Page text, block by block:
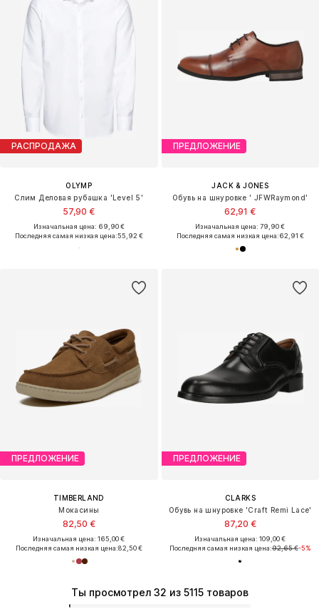
РАСПРОДАЖА
OLYMP
Слим Деловая рубашка 'Level 5'
57,90 €
Изначальная цена: 69,90 €
Последняя самая низкая цена:55,92 €
ПРЕДЛОЖЕНИЕ
JACK & JONES
Обувь на шнуровке ' JFWRaymond'
62,91 €
Изначальная цена: 79,90 €
Последняя самая низкая цена:62,91 €
ПРЕДЛОЖЕНИЕ
TIMBERLAND
Мокасины
82,50 €
Изначальная цена: 165,00 €
Последняя самая низкая цена:82,50 €
ПРЕДЛОЖЕНИЕ
CLARKS
Обувь на шнуровке 'Craft Remi Lace'
87,20 €
Изначальная цена: 109,00 €
Последняя самая низкая цена:92,65 €-5%
Ты просмотрел 32 из 5115 товаров